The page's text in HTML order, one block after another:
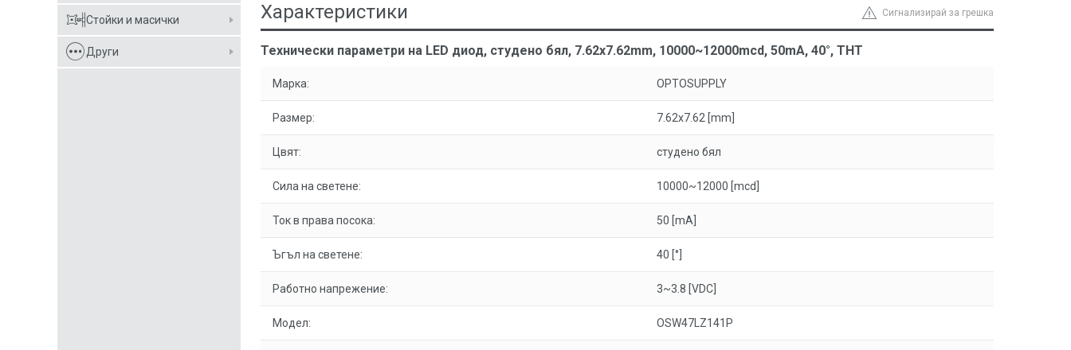
Стойки и масички
Други
Сигнализирай за грешка
Характеристики
Технически параметри на LED диод, студено бял, 7.62x7.62mm, 10000~12000mcd, 50mA, 40°, THT
Марка: OPTOSUPPLY
Размер: 7.62x7.62 [mm]
Цвят: студено бял
Сила на светене: 10000~12000 [mcd]
Ток в права посока: 50 [mA]
Ъгъл на светене: 40 [°]
Работно напрежение: 3~3.8 [VDC]
Модел: OSW47LZ141P